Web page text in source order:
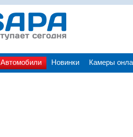
Автомобили Новинки Камеры